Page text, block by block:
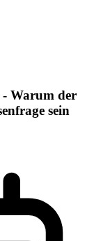
Warum der
sein